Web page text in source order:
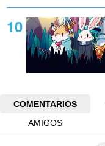
COMENTARIOS
AMIGOS